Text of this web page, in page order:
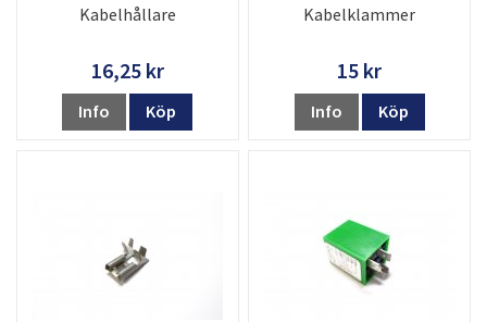
Kabelhållare
16,25 kr
Info Köp
Kabelklammer
15 kr
Info Köp